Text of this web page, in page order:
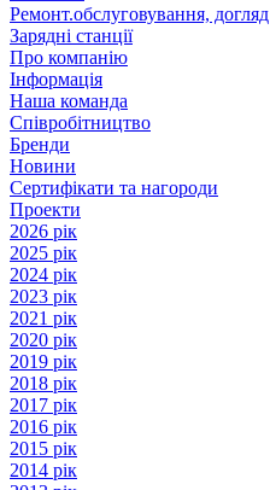
Ремонт.обслуговування, догляд
Зарядні станції
Про компанію
Інформація
Наша команда
Співробітництво
Бренди
Новини
Сертифікати та нагороди
Проекти
2026 рік
2025 рік
2024 рік
2023 рік
2021 рік
2020 рік
2019 рік
2018 рік
2017 рік
2016 рік
2015 рік
2014 рік